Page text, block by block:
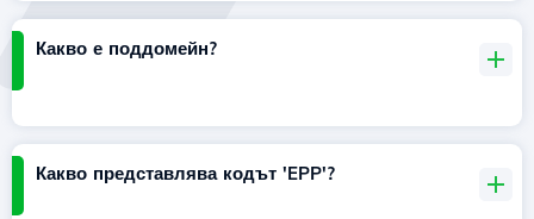
Какво е поддомейн?
Какво представлява кодът 'EPP'?